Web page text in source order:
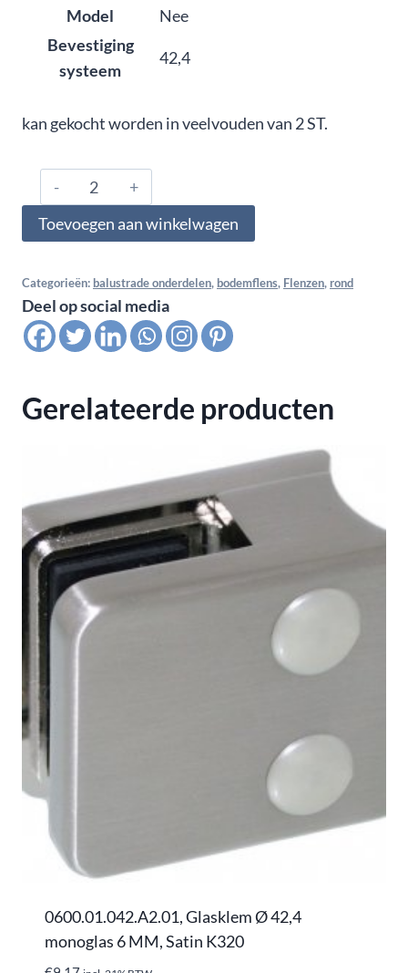
Model
Nee
Bevestiging
systeem
42,4
kan gekocht worden in veelvouden van 2 ST.
316.426.0172,
Bodem
flens
105
mm
incl.
voor
mm
aantal
Toevoegen aan winkelwagen
Categorieën: balustrade onderdelen, bodemflens, Flenzen, rond
Deel op social media
Gerelateerde producten
0600.01.042.A2.01, Glasklem Ø 42,4
monoglas 6 MM, Satin K320